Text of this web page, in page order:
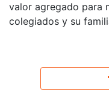
valor agregado para
colegiados y su